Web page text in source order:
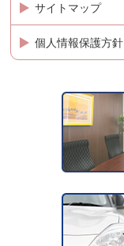
サイトマップ
個人情報保護方針